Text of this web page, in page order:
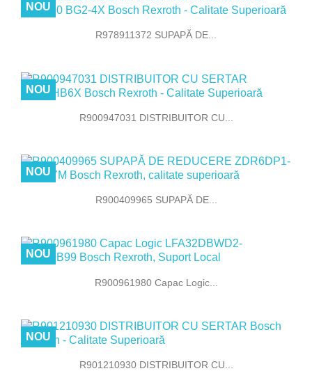
R978911372 SUPAPĂ DE...
NOU
R900947031 DISTRIBUITOR CU...
NOU
R900409965 SUPAPĂ DE...
NOU
R900961980 Capac Logic...
NOU
R901210930 DISTRIBUITOR CU...
NOU